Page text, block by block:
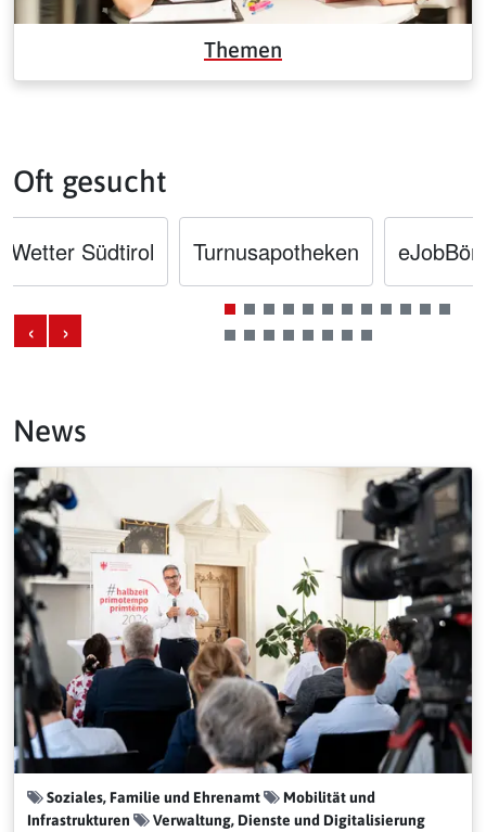
Themen
Oft gesucht
Wetter Südtirol Turnusapotheken
‹ ›
News
Soziales, Familie und Ehrenamt
Mobilität und
Infrastrukturen
Verwaltung, Dienste und Digitalisierung